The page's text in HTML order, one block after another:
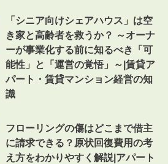
「シニア向けシェアハウス」は空
き家と高齢者を救うか？ ～オーナ
ーが事業化する前に知るべき「可
能性」と「運営の覚悟」～|賃貸ア
パート・賃貸マンション経営の知
識
フローリングの傷はどこまで借主
に請求できる？原状回復費用の考
え方をわかりやすく解説|アパート